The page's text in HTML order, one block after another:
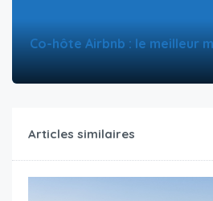
Co-hôte Airbnb : le meilleur
Articles similaires